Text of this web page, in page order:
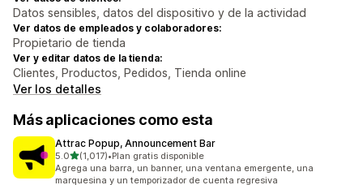
Datos sensibles, datos del dispositivo y de la actividad
Ver datos de empleados y colaboradores:
Propietario de tienda
Ver y editar datos de la tienda:
Clientes, Productos, Pedidos, Tienda online
Ver los detalles
Más aplicaciones como esta
Attrac Popup, Announcement Bar
5.0de 5 estrellas
(1,017)
1017 reseñas en total
•Plan gratis disponible
Agrega una barra, un banner, una ventana emergente, una
marquesina y un temporizador de cuenta regresiva